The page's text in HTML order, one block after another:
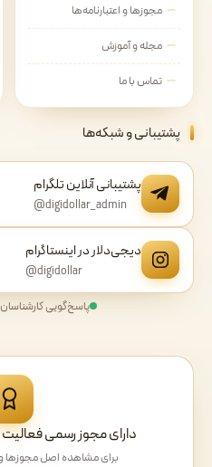
مجوزها و اعتبارنامه‌ها
مجله و آموزش
تماس با ما
پشتیبانی و شبکه‌ها
پشتیبانی آنلاین تلگرام
@digidollar_admin
دیجی‌دلار در اینستاگرام
@digidollar
پاسخ‌گویی کارشناسان در
دارای مجوز رسمی فعالیت
برای مشاهده اصل مجوزها و